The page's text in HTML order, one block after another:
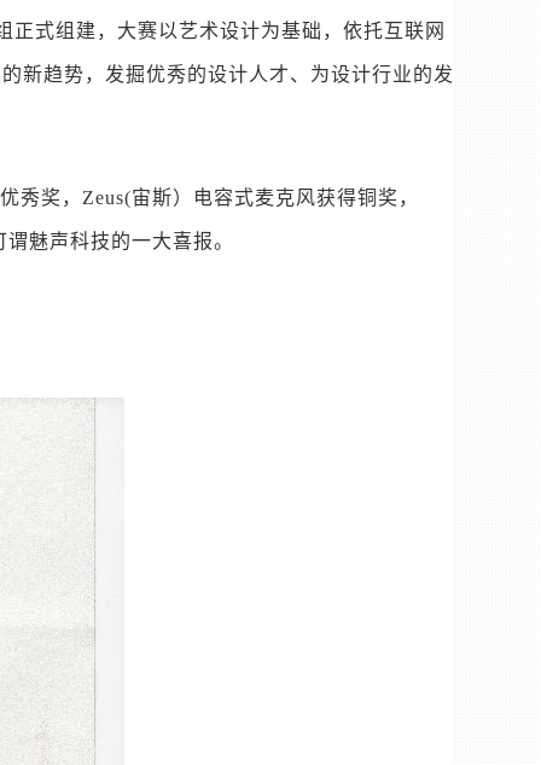
式组建，大赛以艺术设计为基础，依托互联网
新趋势，发掘优秀的设计人才、为设计行业的发
奖，Zeus(宙斯）电容式麦克风获得铜奖，
魅声科技的一大喜报。